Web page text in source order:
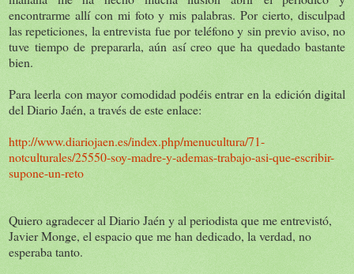
encontrarme allí con mi foto y mis palabras. Por cierto, disculpad
las repeticiones, la entrevista fue por teléfono y sin previo aviso, no
tuve tiempo de prepararla, aún así creo que ha quedado bastante
bien.
Para leerla con mayor comodidad podéis entrar en la edición digital
del Diario Jaén, a través de este enlace:
http://www.diariojaen.es/index.php/menucultura/71-
notculturales/25550-soy-madre-y-ademas-trabajo-asi-que-escribir-
supone-un-reto
Quiero agradecer al Diario Jaén y al periodista que me entrevistó,
Javier Monge, el espacio que me han dedicado, la verdad, no
esperaba tanto.